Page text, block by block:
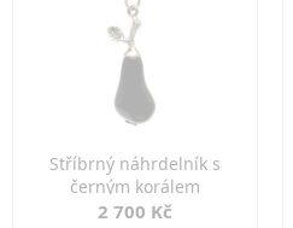
Stříbrný náhrdelník s
černým korálem
2 700 Kč